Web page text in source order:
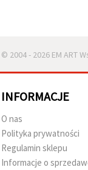
© 2004 - 2026 EM ART
INFORMACJE
O nas
Polityka prywatności
Regulamin sklepu
Informacje o